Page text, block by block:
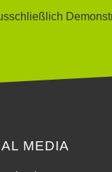
MEDIA